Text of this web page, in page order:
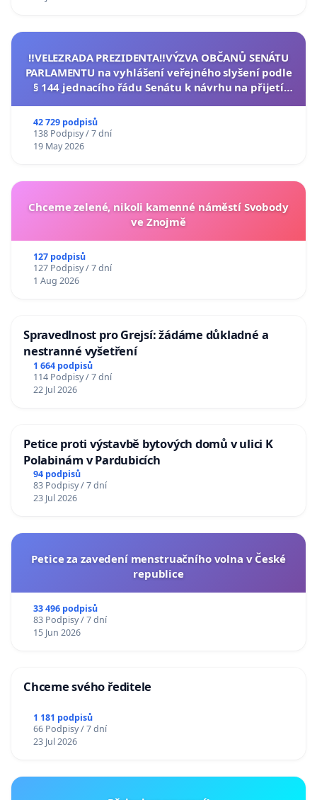
‼️VELEZRADA PREZIDENTA‼️VÝZVA OBČANŮ SENÁTU
PARLAMENTU na vyhlášení veřejného slyšení podle
§ 144 jednacího řádu Senátu k návrhu na přijetí
42 729 podpisů
138 Podpisy / 7 dní
19 May 2026
Chceme zelené, nikoli kamenné náměstí Svobody
ve Znojmě
127 podpisů
127 Podpisy / 7 dní
1 Aug 2026
Spravedlnost pro Grejsí: žádáme důkladné a
nestranné vyšetření
1 664 podpisů
114 Podpisy / 7 dní
22 Jul 2026
Petice proti výstavbě bytových domů v ulici K
Polabinám v Pardubicích
94 podpisů
83 Podpisy / 7 dní
23 Jul 2026
Petice za zavedení menstruačního volna v České
republice
33 496 podpisů
83 Podpisy / 7 dní
15 Jun 2026
Chceme svého ředitele
1 181 podpisů
66 Podpisy / 7 dní
23 Jul 2026